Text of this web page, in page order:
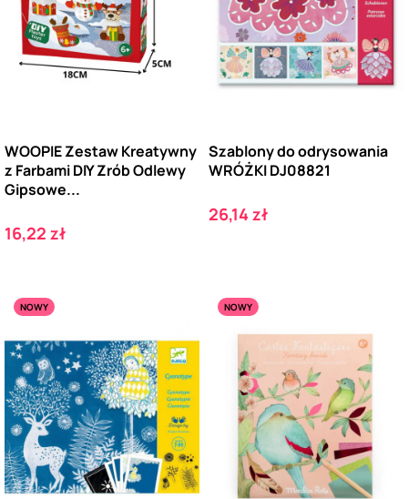
WOOPIE Zestaw Kreatywny
z Farbami DIY Zrób Odlewy
Gipsowe...
Cena
16,22 zł
Szablony do odrysowania
WRÓŻKI DJ08821
Cena
26,14 zł
NOWY NOWY